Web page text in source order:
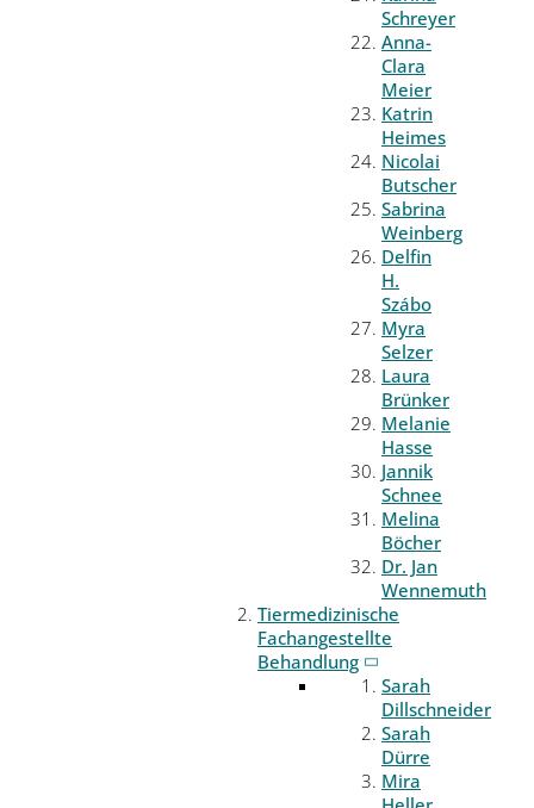
Schreyer
Anna-
Clara
Meier
Katrin
Heimes
Nicolai
Butscher
Sabrina
Weinberg
Delfin
H.
Szábo
Myra
Selzer
Laura
Brünker
Melanie
Hasse
Jannik
Schnee
Melina
Böcher
Dr. Jan
Wennemuth
Tiermedizinische
Fachangestellte
Behandlung
Sarah
Dillschneider
Sarah
Dürre
Mira